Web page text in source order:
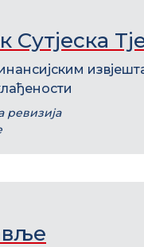
ревизија